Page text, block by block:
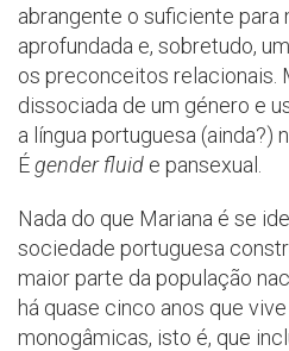
abrangente o suficiente
aprofundada e, sobretudo,
os preconceitos relacionais.
dissociada de um género e
a língua portuguesa (ainda?)
Égender fluid e pansexual.
Nada do que Mariana é se
sociedade portuguesa
maior parte da população
há quase cinco anos que
monogâmicas, isto é, que